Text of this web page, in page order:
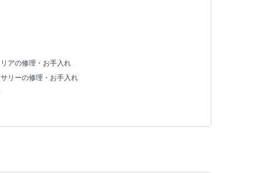
アの修理・お手入れ
リーの修理・お手入れ